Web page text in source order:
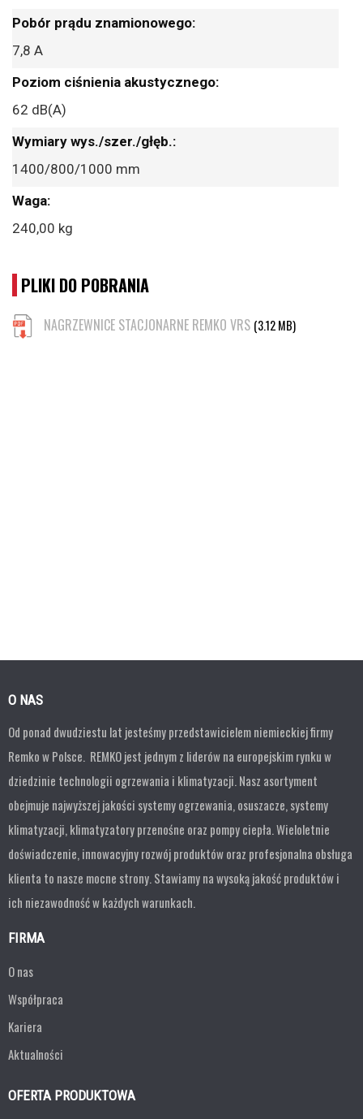
7,8 A
62 dB(A)
1400/800/1000 mm
240,00 kg
PLIKI DO POBRANIA
NAGRZEWNICE STACJONARNE REMKO VRS (3.12 MB)
O NAS
Od ponad dwudziestu lat jesteśmy przedstawicielem niemieckiej firmy
Remko w Polsce. REMKO jest jednym z liderów na europejskim rynku w
dziedzinie technologii ogrzewania i klimatyzacji. Nasz asortyment
obejmuje najwyższej jakości systemy ogrzewania, osuszacze, systemy
klimatyzacji, klimatyzatory przenośne oraz pompy ciepła. Wieloletnie
doświadczenie, innowacyjny rozwój produktów oraz profesjonalna obsługa
klienta to nasze mocne strony. Stawiamy na wysoką jakość produktów i
ich niezawodność w każdych warunkach.
FIRMA
O nas
Współpraca
Kariera
Aktualności
OFERTA PRODUKTOWA